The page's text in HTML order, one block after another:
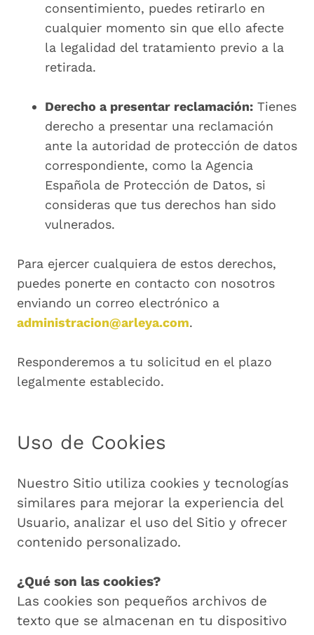
consentimiento, puedes retirarlo en
cualquier momento sin que ello afecte
la legalidad del tratamiento previo a la
retirada.
Derecho a presentar reclamación: Tienes
derecho a presentar una reclamación
ante la autoridad de protección de datos
correspondiente, como la Agencia
Española de Protección de Datos, si
consideras que tus derechos han sido
vulnerados.
Para ejercer cualquiera de estos derechos,
puedes ponerte en contacto con nosotros
enviando un correo electrónico a
administracion@arleya.com.
Responderemos a tu solicitud en el plazo
legalmente establecido.
Uso de Cookies
Nuestro Sitio utiliza cookies y tecnologías
similares para mejorar la experiencia del
Usuario, analizar el uso del Sitio y ofrecer
contenido personalizado.
¿Qué son las cookies?
Las cookies son pequeños archivos de
texto que se almacenan en tu dispositivo